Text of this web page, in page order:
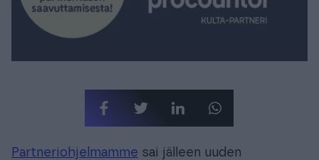
Kokeile maksutta
Kirjaudu
Partneriohjelmamme sai jälleen uuden